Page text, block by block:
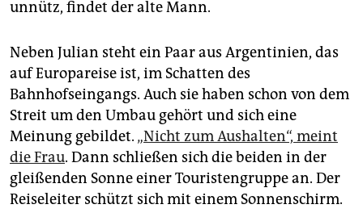
unnütz, findet der alte Mann.
Neben Julian steht ein Paar aus Argentinien, das
auf Europareise ist, im Schatten des
Bahnhofseingangs. Auch sie haben schon von dem
Streit um den Umbau gehört und sich eine
Meinung gebildet. „Nicht zum Aushalten“, meint
die Frau. Dann schließen sich die beiden in der
gleißenden Sonne einer Touristengruppe an. Der
Reiseleiter schützt sich mit einem Sonnenschirm.